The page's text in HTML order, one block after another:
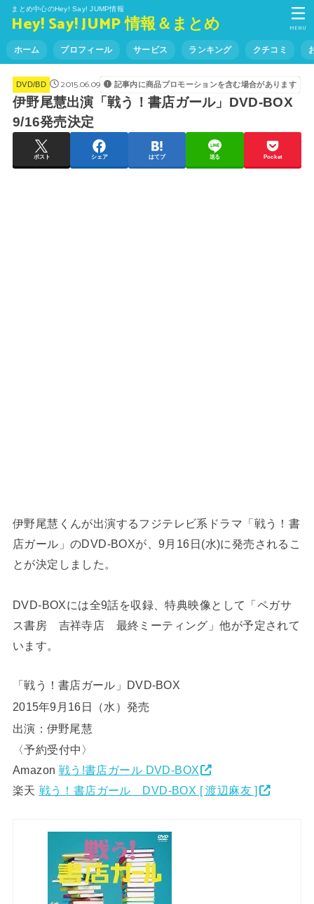
まとめ中心のHey! Say! JUMP情報
Hey! Say! JUMP 情報＆まとめ
ホーム プロフィール サービス ランキング クチコミ
MENU
DVD/BD 2015.06.09 記事内に商品プロモーションを含む場合があります
伊野尾慧出演「戦う！書店ガール」DVD-BOX
9/16発売決定
ポスト シェア はてブ 送る Pocket
伊野尾慧くんが出演するフジテレビ系ドラマ「戦う！書
店ガール」のDVD-BOXが、9月16日(水)に発売されるこ
とが決定しました。
DVD-BOXには全9話を収録、特典映像として「ペガサ
ス書房 吉祥寺店 最終ミーティング」他が予定されて
います。
「戦う！書店ガール」DVD-BOX
2015年9月16日（水）発売
出演：伊野尾慧
〈予約受付中〉
Amazon 戦う!書店ガール DVD-BOX
楽天 戦う！書店ガール DVD-BOX [ 渡辺麻友 ]